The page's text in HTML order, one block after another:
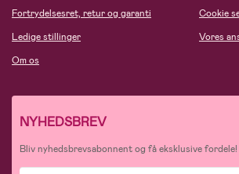
Fortrydelsesret, retur og garanti
Ledige stillinger
Om os
Cookie
Vores
NYHEDSBREV
Bliv nyhedsbrevsabonnent og få eksklusive fordele!